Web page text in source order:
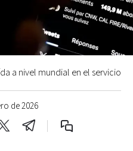
de 2026
a nivel mundial en el servicio